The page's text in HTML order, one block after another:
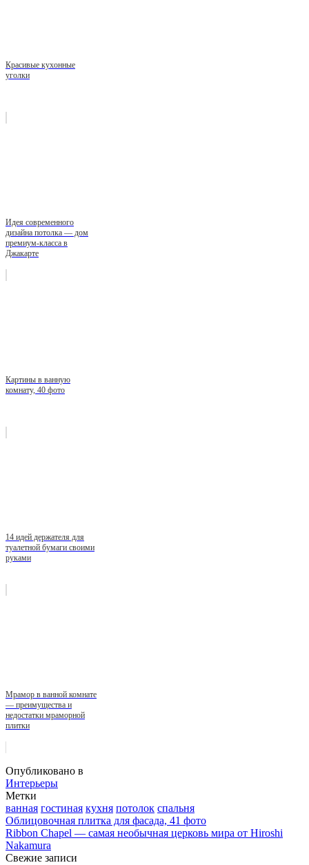
Красивые кухонные
уголки
Идея современного
дизайна потолка — дом
премиум-класса в
Джакарте
Картины в ванную
комнату, 40 фото
14 идей держателя для
туалетной бумаги своими
руками
Мрамор в ванной комнате
— преимущества и
недостатки мраморной
плитки
Опубликовано в
Интерьеры
Метки
ванная гостиная кухня потолок спальня
Облицовочная плитка для фасада, 41 фото
Ribbon Chapel — самая необычная церковь мира от Hiroshi
Nakamura
Свежие записи